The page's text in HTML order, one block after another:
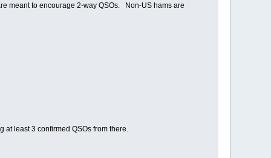
meant to encourage 2-way QSOs. Non-US hams are
at least 3 confirmed QSOs from there.